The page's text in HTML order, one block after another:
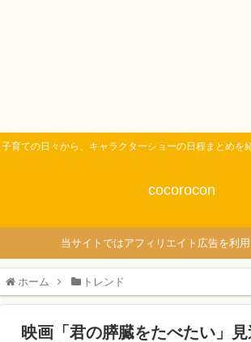
子育ての日々から、キャラクターショーの日程まとめを
cocorocon
当サイトではアフィリエイト広告を利
ホーム トレンド
映画「君の膵臓をたべたい」